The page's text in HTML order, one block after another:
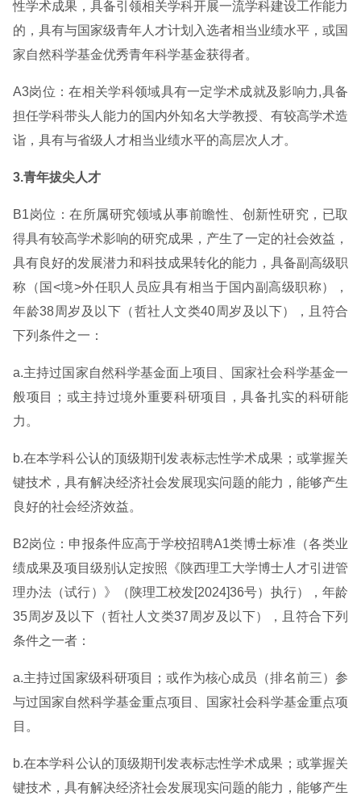
性学术成果，具备引领相关学科开展一流学科建设工作能力
的，具有与国家级青年人才计划入选者相当业绩水平，或国
家自然科学基金优秀青年科学基金获得者。
A3岗位：在相关学科领域具有一定学术成就及影响力,具备
担任学科带头人能力的国内外知名大学教授、有较高学术造
诣，具有与省级人才相当业绩水平的高层次人才。
3.青年拔尖人才
B1岗位：在所属研究领域从事前瞻性、创新性研究，已取
得具有较高学术影响的研究成果，产生了一定的社会效益，
具有良好的发展潜力和科技成果转化的能力，具备副高级职
称（国<境>外任职人员应具有相当于国内副高级职称），
年龄38周岁及以下（哲社人文类40周岁及以下），且符合
下列条件之一：
a.主持过国家自然科学基金面上项目、国家社会科学基金一
般项目；或主持过境外重要科研项目，具备扎实的科研能
力。
b.在本学科公认的顶级期刊发表标志性学术成果；或掌握关
键技术，具有解决经济社会发展现实问题的能力，能够产生
良好的社会经济效益。
B2岗位：申报条件应高于学校招聘A1类博士标准（各类业
绩成果及项目级别认定按照《陕西理工大学博士人才引进管
理办法（试行）》（陕理工校发[2024]36号）执行），年龄
35周岁及以下（哲社人文类37周岁及以下），且符合下列
条件之一者：
a.主持过国家级科研项目；或作为核心成员（排名前三）参
与过国家自然科学基金重点项目、国家社会科学基金重点项
目。
b.在本学科公认的顶级期刊发表标志性学术成果；或掌握关
键技术，具有解决经济社会发展现实问题的能力，能够产生